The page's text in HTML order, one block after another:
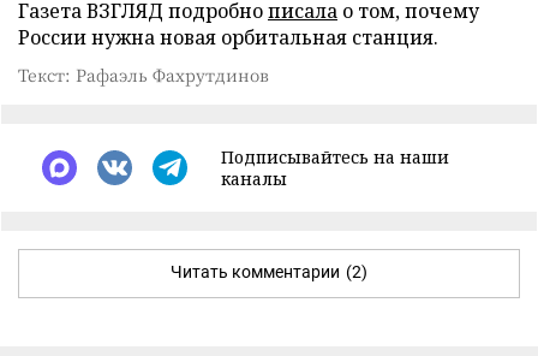
Газета ВЗГЛЯД подробнописала о том, почему
России нужна новая орбитальная станция.
Текст: Рафаэль Фахрутдинов
Подписывайтесь на наши
каналы
Читать комментарии (2)